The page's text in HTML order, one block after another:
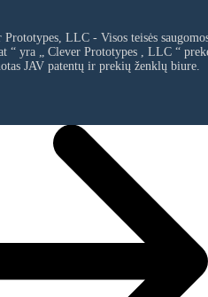
LLC - Visos teisės
“ yra „ Clever Prototypes , LLC“
JAV patentų ir prekių ženklų biure.